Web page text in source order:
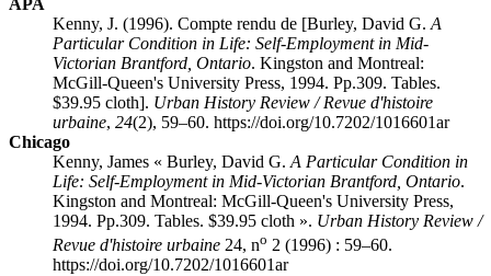
APA
Kenny, J. (1996). Compte rendu de [Burley, David G. A
Particular Condition in Life: Self-Employment in Mid-
Victorian Brantford, Ontario. Kingston and Montreal:
McGill-Queen's University Press, 1994. Pp.309. Tables.
$39.95 cloth]. Urban History Review / Revue d'histoire
urbaine, 24(2), 59–60. https://doi.org/10.7202/1016601ar
Chicago
Kenny, James « Burley, David G. A Particular Condition in
Life: Self-Employment in Mid-Victorian Brantford, Ontario.
Kingston and Montreal: McGill-Queen's University Press,
1994. Pp.309. Tables. $39.95 cloth ». Urban History Review /
Revue d'histoire urbaine 24, no 2 (1996) : 59–60.
https://doi.org/10.7202/1016601ar